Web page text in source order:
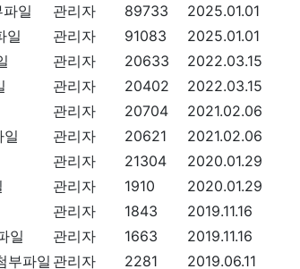
관리자 89733
2025.01.01
관리자 91083
2025.01.01
관리자 20633
2022.03.15
관리자 20402
2022.03.15
관리자 20704
2021.02.06
관리자 20621
2021.02.06
관리자 21304
2020.01.29
관리자 1910
2020.01.29
관리자 1843
2019.11.16
관리자 1663
2019.11.16
관리자 2281 2019.06.11